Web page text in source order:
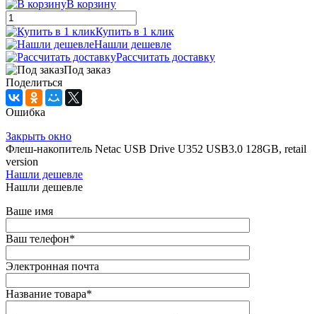
В корзину
Купить в 1 клик
Нашли дешевле
Рассчитать доставку
Под заказ
Поделиться
Ошибка
Закрыть окно
Флеш-накопитель Netac USB Drive U352 USB3.0 128GB, retail
version
Нашли дешевле
Нашли дешевле
Ваше имя
Ваш телефон*
Электронная почта
Название товара*